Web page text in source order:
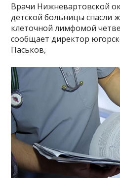
Врачи Нижневартовской
детской больницы спасли
клеточной лимфомой
сообщает директор
Паськов,